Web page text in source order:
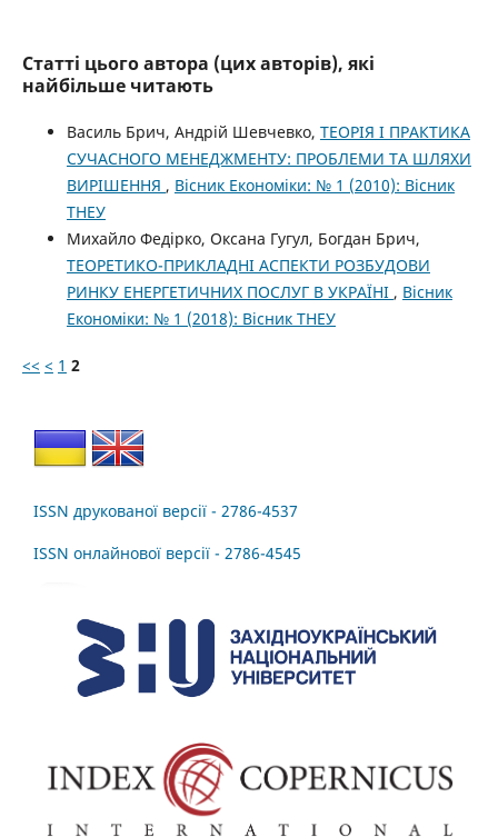
Статті цього автора (цих авторів), які
найбільше читають
Василь Брич, Андрій Шевчевко, ТЕОРІЯ І ПРАКТИКА
СУЧАСНОГО МЕНЕДЖМЕНТУ: ПРОБЛЕМИ ТА ШЛЯХИ
ВИРІШЕННЯ , Вісник Економіки: № 1 (2010): Вісник
ТНЕУ
Михайло Федірко, Оксана Гугул, Богдан Брич,
ТЕОРЕТИКО-ПРИКЛАДНІ АСПЕКТИ РОЗБУДОВИ
РИНКУ ЕНЕРГЕТИЧНИХ ПОСЛУГ В УКРАЇНІ , Вісник
Економіки: № 1 (2018): Вісник ТНЕУ
<< < 1 2
ISSN друкованої версії - 2786-4537
ISSN онлайнової версії - 2786-4545